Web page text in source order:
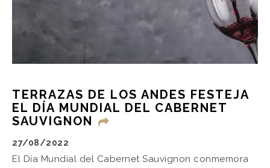
TERRAZAS DE LOS ANDES FESTEJA
EL DÍA MUNDIAL DEL CABERNET
SAUVIGNON
27/08/2022
El Día Mundial del Cabernet Sauvignon conmemora